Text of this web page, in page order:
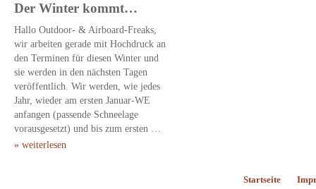
Der Winter kommt…
Hallo Outdoor- & Airboard-Freaks,
wir arbeiten gerade mit Hochdruck an
den Terminen für diesen Winter und
sie werden in den nächsten Tagen
veröffentlich. Wir werden, wie jedes
Jahr, wieder am ersten Januar-WE
anfangen (passende Schneelage
vorausgesetzt) und bis zum ersten …
» weiterlesen
Startseite